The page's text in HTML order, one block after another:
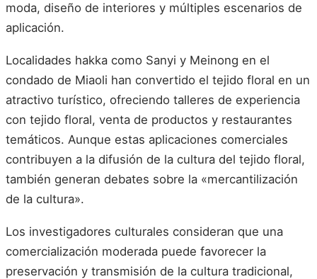
moda, diseño de interiores y múltiples escenarios de
aplicación.
Localidades hakka como Sanyi y Meinong en el
condado de Miaoli han convertido el tejido floral en un
atractivo turístico, ofreciendo talleres de experiencia
con tejido floral, venta de productos y restaurantes
temáticos. Aunque estas aplicaciones comerciales
contribuyen a la difusión de la cultura del tejido floral,
también generan debates sobre la «mercantilización
de la cultura».
Los investigadores culturales consideran que una
comercialización moderada puede favorecer la
preservación y transmisión de la cultura tradicional,